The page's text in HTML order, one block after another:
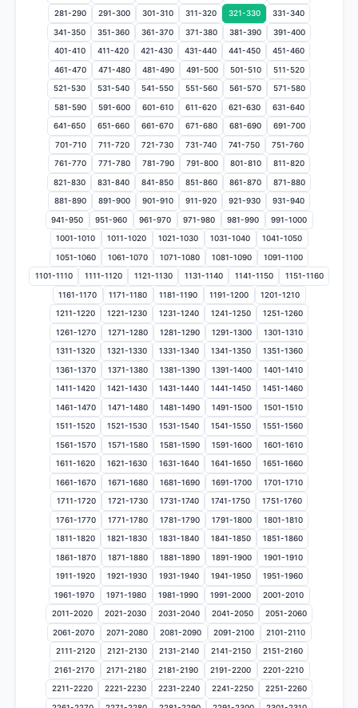
281-290 291-300 301-310 311-320 321-330 331-340
341-350 351-360 361-370 371-380 381-390 391-400
401-410 411-420 421-430 431-440 441-450 451-460
461-470 471-480 481-490 491-500 501-510 511-520
521-530 531-540 541-550 551-560 561-570 571-580
581-590 591-600 601-610 611-620 621-630 631-640
641-650 651-660 661-670 671-680 681-690 691-700
701-710 711-720 721-730 731-740 741-750 751-760
761-770 771-780 781-790 791-800 801-810 811-820
821-830 831-840 841-850 851-860 861-870 871-880
881-890 891-900 901-910 911-920 921-930 931-940
941-950 951-960 961-970 971-980 981-990 991-1000
1001-1010 1011-1020 1021-1030 1031-1040 1041-1050
1051-1060 1061-1070 1071-1080 1081-1090 1091-1100
1101-1110 1111-1120 1121-1130 1131-1140 1141-1150 1151-1160
1161-1170 1171-1180 1181-1190 1191-1200 1201-1210
1211-1220 1221-1230 1231-1240 1241-1250 1251-1260
1261-1270 1271-1280 1281-1290 1291-1300 1301-1310
1311-1320 1321-1330 1331-1340 1341-1350 1351-1360
1361-1370 1371-1380 1381-1390 1391-1400 1401-1410
1411-1420 1421-1430 1431-1440 1441-1450 1451-1460
1461-1470 1471-1480 1481-1490 1491-1500 1501-1510
1511-1520 1521-1530 1531-1540 1541-1550 1551-1560
1561-1570 1571-1580 1581-1590 1591-1600 1601-1610
1611-1620 1621-1630 1631-1640 1641-1650 1651-1660
1661-1670 1671-1680 1681-1690 1691-1700 1701-1710
1711-1720 1721-1730 1731-1740 1741-1750 1751-1760
1761-1770 1771-1780 1781-1790 1791-1800 1801-1810
1811-1820 1821-1830 1831-1840 1841-1850 1851-1860
1861-1870 1871-1880 1881-1890 1891-1900 1901-1910
1911-1920 1921-1930 1931-1940 1941-1950 1951-1960
1961-1970 1971-1980 1981-1990 1991-2000 2001-2010
2011-2020 2021-2030 2031-2040 2041-2050 2051-2060
2061-2070 2071-2080 2081-2090 2091-2100 2101-2110
2111-2120 2121-2130 2131-2140 2141-2150 2151-2160
2161-2170 2171-2180 2181-2190 2191-2200 2201-2210
2211-2220 2221-2230 2231-2240 2241-2250 2251-2260